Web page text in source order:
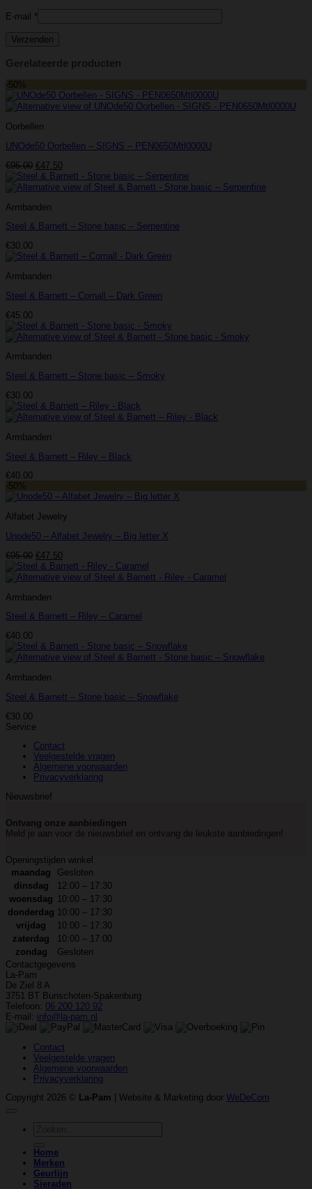
E-mail *
Gerelateerde producten
-50%
Oorbellen
UNOde50 Oorbellen – SIGNS – PEN0650Mtl0000U
€95.00 Oorspronkelijke
prijs
was:
€47.50Huidige
prijs
is:
Armbanden
Steel & Barnett – Stone basic – Serpentine
€30.00
Armbanden
Steel & Barnett – Cornall – Dark Green
€45.00
Armbanden
Steel & Barnett – Stone basic – Smoky
€30.00
Armbanden
Steel & Barnett – Riley – Black
€40.00
-50%
Alfabet Jewelry
Unode50 – Alfabet Jewelry – Big letter X
€95.00 Oorspronkelijke
prijs
was:
€47.50Huidige
prijs
is:
Armbanden
Steel & Barnett – Riley – Caramel
€40.00
Armbanden
Steel & Barnett – Stone basic – Snowflake
€30.00
Service
Contact
Veelgestelde vragen
Algemene voorwaarden
Privacyverklaring
Nieuwsbrief
Ontvang onze aanbiedingen
Meld je aan voor de nieuwsbrief en ontvang de leukste aanbiedingen!
Openingstijden winkel
maandag
Gesloten
dinsdag
12:00 – 17:30
woensdag 10:00 – 17:30
donderdag 10:00 – 17:30
vrijdag
10:00 – 17:30
zaterdag
10:00 – 17:00
zondag
Gesloten
Contactgegevens
La-Pam
De Ziel 8 A
3751 BT Bunschoten-Spakenburg
Telefoon: 06 200 120 92
E-mail: info@la-pam.nl
Contact
Veelgestelde vragen
Algemene voorwaarden
Privacyverklaring
Copyright 2026 © La-Pam | Website & Marketing door WeDeCom
Home
Merken
Geurlijn
Sieraden